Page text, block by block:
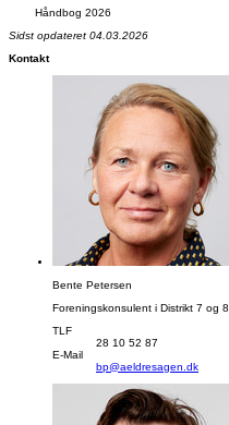
Håndbog 2026
Sidst opdateret 04.03.2026
Kontakt
Bente Petersen
Foreningskonsulent i Distrikt 7 og 8
TLF
28 10 52 87
E-Mail
bp@aeldresagen.dk